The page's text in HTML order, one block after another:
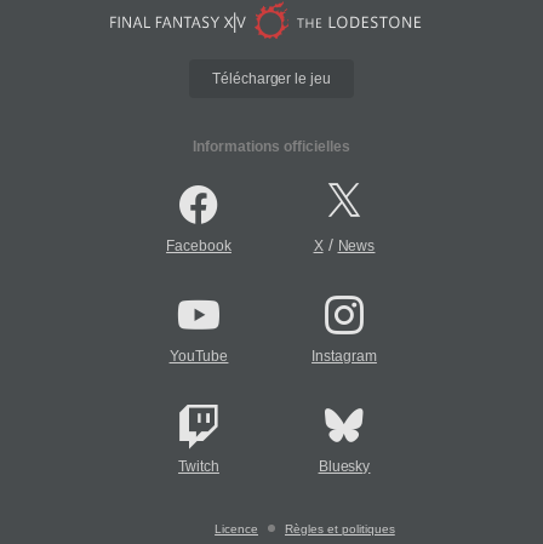
Télécharger le jeu
Informations officielles
Facebook X/ News
YouTube Instagram
Twitch Bluesky
Licence Règles et politiques